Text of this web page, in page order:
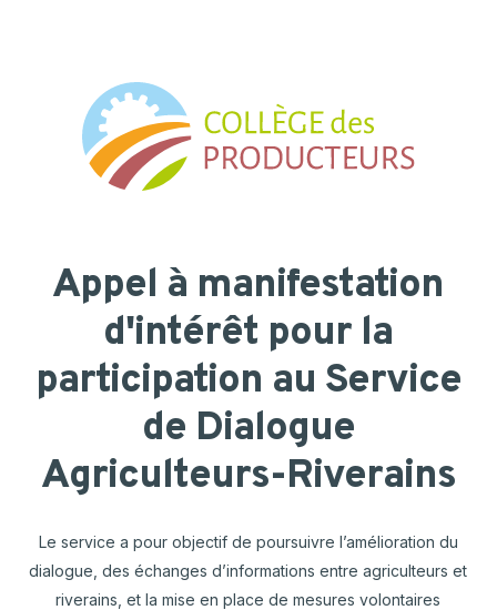
Appel à manifestation
d'intérêt pour la
participation au Service
de Dialogue
Agriculteurs-Riverains
Le service a pour objectif de poursuivre l’amélioration du
dialogue, des échanges d’informations entre agriculteurs et
riverains, et la mise en place de mesures volontaires